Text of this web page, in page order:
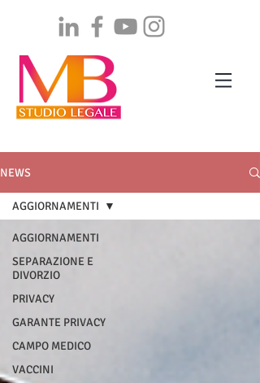
NEWS
AGGIORNAMENTI
SEPARAZIONE E
DIVORZIO
PRIVACY
GARANTE PRIVACY
CAMPO MEDICO
VACCINI
AGGIORNAMENTI